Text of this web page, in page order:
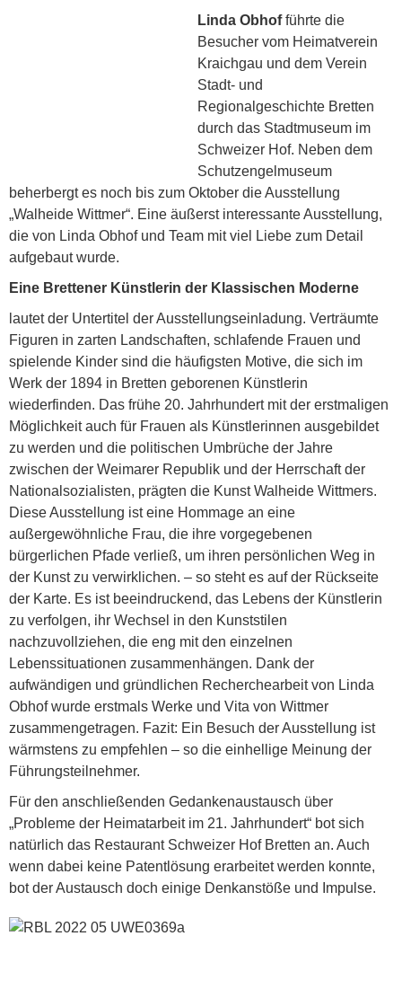
Linda Obhofführte die
Besucher vom Heimatverein
Kraichgau und dem Verein
Stadt- und
Regionalgeschichte Bretten
durch das Stadtmuseum im
Schweizer Hof. Neben dem
Schutzengelmuseum
beherbergt es noch bis zum Oktober die Ausstellung
„Walheide Wittmer“. Eine äußerst interessante Ausstellung,
die von Linda Obhof und Team mit viel Liebe zum Detail
aufgebaut wurde.
Eine Brettener Künstlerin der Klassischen Moderne
lautet der Untertitel der Ausstellungseinladung. Verträumte
Figuren in zarten Landschaften, schlafende Frauen und
spielende Kinder sind die häufigsten Motive, die sich im
Werk der 1894 in Bretten geborenen Künstlerin
wiederfinden. Das frühe 20. Jahrhundert mit der erstmaligen
Möglichkeit auch für Frauen als Künstlerinnen ausgebildet
zu werden und die politischen Umbrüche der Jahre
zwischen der Weimarer Republik und der Herrschaft der
Nationalsozialisten, prägten die Kunst Walheide Wittmers.
Diese Ausstellung ist eine Hommage an eine
außergewöhnliche Frau, die ihre vorgegebenen
bürgerlichen Pfade verließ, um ihren persönlichen Weg in
der Kunst zu verwirklichen. – so steht es auf der Rückseite
der Karte. Es ist beeindruckend, das Lebens der Künstlerin
zu verfolgen, ihr Wechsel in den Kunststilen
nachzuvollziehen, die eng mit den einzelnen
Lebenssituationen zusammenhängen. Dank der
aufwändigen und gründlichen Recherchearbeit von Linda
Obhof wurde erstmals Werke und Vita von Wittmer
zusammengetragen. Fazit: Ein Besuch der Ausstellung ist
wärmstens zu empfehlen – so die einhellige Meinung der
Führungsteilnehmer.
Für den anschließenden Gedankenaustausch über
„Probleme der Heimatarbeit im 21. Jahrhundert“ bot sich
natürlich das Restaurant Schweizer Hof Bretten an. Auch
wenn dabei keine Patentlösung erarbeitet werden konnte,
bot der Austausch doch einige Denkanstöße und Impulse.